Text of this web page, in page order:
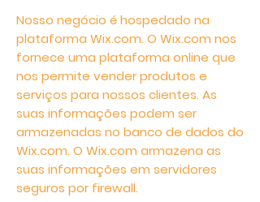
Nosso negócio é hospedado na
plataforma Wix.com. O Wix.com nos
fornece uma plataforma online que
nos permite vender produtos e
serviços para nossos clientes. As
suas informações podem ser
armazenadas no banco de dados do
Wix.com. O Wix.com armazena as
suas informações em servidores
seguros por firewall.